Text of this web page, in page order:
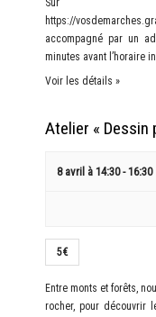
Sur
https://
accompagné par un
minutes avant l’horaire
Voir les détails »
Atelier « Dessin
8 avril à 14:30-16:30
5€
Entre monts et forêts,
rocher, pour découvrir